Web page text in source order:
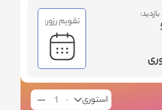
تقویم رزور:
استوری